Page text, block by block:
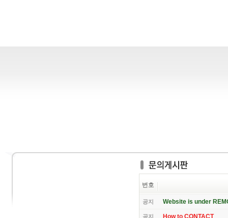
번호
공지 Website is under
공지 How to CONTACT